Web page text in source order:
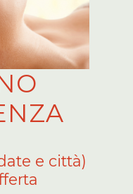
e città)